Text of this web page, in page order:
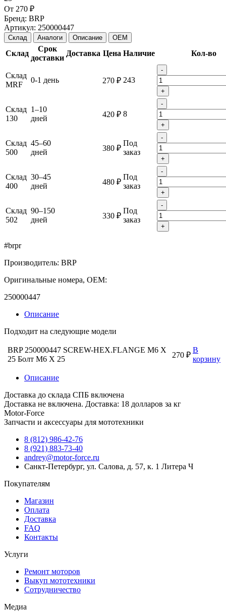
От 270 ₽
Бренд: BRP
Артикул: 250000447
Склад Аналоги Описание OEM
Склад
Срок
доставки
Доставка Цена Наличие Кол-во
Склад
MRF
0-1 день 270 ₽ 243
-
+
Склад
130
1–10
дней
420 ₽ 8
-
+
Склад
500
45–60
дней
380 ₽
Под
заказ
-
+
Склад
400
30–45
дней
480 ₽
Под
заказ
-
+
Склад
502
90–150
дней
330 ₽
Под
заказ
-
+
#brpr
Производитель: BRP
Оригинальные номера, OEM:
250000447
Описание
Подходит на следующие модели
BRP 250000447 SCREW-HEX.FLANGE M6 X
25 Болт M6 X 25
270 ₽
В
корзину
Описание
Доставка до склада СПБ включена
Доставка не включена. Доставка: 18 долларов за кг
Motor-Force
Запчасти и аксессуары для мототехники
8 (812) 986-42-76
8 (921) 883-73-40
andrey@motor-force.ru
Санкт-Петербург, ул. Салова, д. 57, к. 1 Литера Ч
Покупателям
Магазин
Оплата
Доставка
FAQ
Контакты
Услуги
Ремонт моторов
Выкуп мототехники
Сотрудничество
Медиа